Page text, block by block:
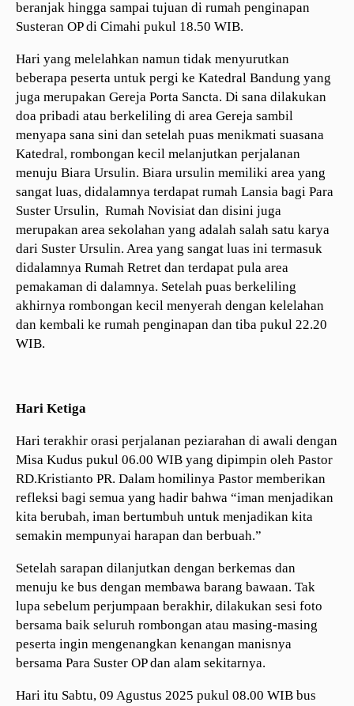
beranjak hingga sampai tujuan di rumah penginapan
Susteran OP di Cimahi pukul 18.50 WIB.
Hari yang melelahkan namun tidak menyurutkan
beberapa peserta untuk pergi ke Katedral Bandung yang
juga merupakan Gereja Porta Sancta. Di sana dilakukan
doa pribadi atau berkeliling di area Gereja sambil
menyapa sana sini dan setelah puas menikmati suasana
Katedral, rombongan kecil melanjutkan perjalanan
menuju Biara Ursulin. Biara ursulin memiliki area yang
sangat luas, didalamnya terdapat rumah Lansia bagi Para
Suster Ursulin, Rumah Novisiat dan disini juga
merupakan area sekolahan yang adalah salah satu karya
dari Suster Ursulin. Area yang sangat luas ini termasuk
didalamnya Rumah Retret dan terdapat pula area
pemakaman di dalamnya. Setelah puas berkeliling
akhirnya rombongan kecil menyerah dengan kelelahan
dan kembali ke rumah penginapan dan tiba pukul 22.20
WIB.
Hari Ketiga
Hari terakhir orasi perjalanan peziarahan di awali dengan
Misa Kudus pukul 06.00 WIB yang dipimpin oleh Pastor
RD.Kristianto PR. Dalam homilinya Pastor memberikan
refleksi bagi semua yang hadir bahwa “iman menjadikan
kita berubah, iman bertumbuh untuk menjadikan kita
semakin mempunyai harapan dan berbuah.”
Setelah sarapan dilanjutkan dengan berkemas dan
menuju ke bus dengan membawa barang bawaan. Tak
lupa sebelum perjumpaan berakhir, dilakukan sesi foto
bersama baik seluruh rombongan atau masing-masing
peserta ingin mengenangkan kenangan manisnya
bersama Para Suster OP dan alam sekitarnya.
Hari itu Sabtu, 09 Agustus 2025 pukul 08.00 WIB bus